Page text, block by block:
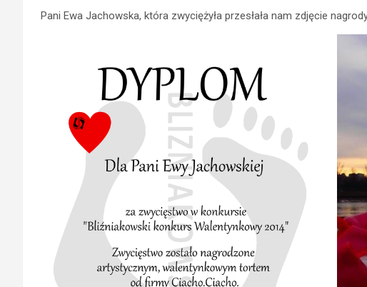
Pani Ewa Jachowska, która zwyciężyła przesłała nam zdjęcie